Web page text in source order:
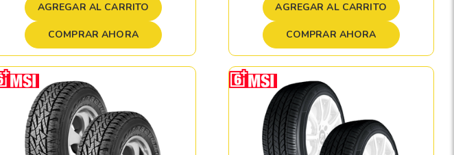
AGREGAR AL CARRITO
COMPRAR AHORA
AGREGAR AL CARRITO
COMPRAR AHORA